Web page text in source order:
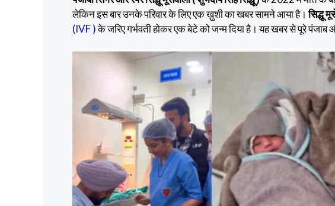
e
b
o
ke
dI
er
es
at
s
p
p
sa
g
ai
l
e
gr
ar
e
लेकिन इस बार उनके परिवार के लिए एक ख़ुशी का खबर सामने आया है।सिद्धू
(IVF )के जरिए गर्भवती होकर एक बेटे को जन्म दिया है। यह खबर से पूरे